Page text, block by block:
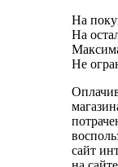
На
На
Не
сайт